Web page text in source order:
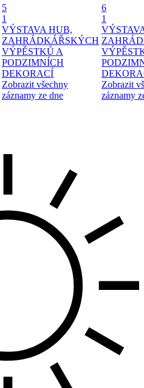
5
1
VÝSTAVA HUB,
ZAHRÁDKÁŘSKÝCH
VÝPĚSTKŮ A
PODZIMNÍCH
DEKORACÍ
Zobrazit všechny
záznamy ze dne
6
1
Zobrazit
záznamy